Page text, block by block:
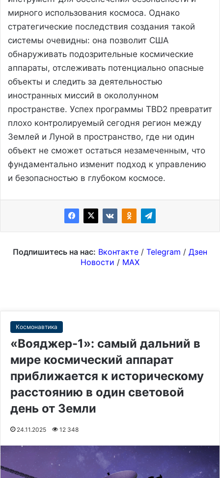
мирного использования космоса. Однако
стратегические последствия создания такой
системы очевидны: она позволит США
обнаруживать подозрительные космические
аппараты, отслеживать потенциально опасные
объекты и следить за деятельностью
иностранных миссий в окололунном
пространстве. Успех программы TBD2 превратит
плохо контролируемый сегодня регион между
Землей и Луной в пространство, где ни один
объект не сможет остаться незамеченным, что
фундаментально изменит подход к управлению
и безопасностью в глубоком космосе.
Подпишитесь на нас: Вконтакте / Telegram / Дзен
Новости / MAX